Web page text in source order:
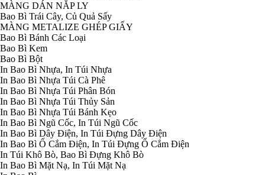
MÀNG DÁN NẮP LY
Bao Bì Trái Cây, Củ Quả Sấy
MÀNG METALIZE GHÉP GIẤY
Bao Bì Bánh Các Loại
Bao Bì Kem
Bao Bì Bột
In Bao Bì Nhựa, In Túi Nhựa
In Bao Bì Nhựa Túi Cà Phê
In Bao Bì Nhựa Túi Phân Bón
In Bao Bì Nhựa Túi Thủy Sản
In Bao Bì Nhựa Túi Bánh Kẹo
In Bao Bì Ngũ Cốc, In Túi Ngũ Cốc
In Bao Bì Dây Điện, In Túi Đựng Dây Điện
In Bao Bì Ổ Cắm Điện, In Túi Đựng Ổ Cắm Điện
In Túi Khô Bò, Bao Bì Đựng Khô Bò
In Bao Bì Mặt Nạ, In Túi Mặt Nạ